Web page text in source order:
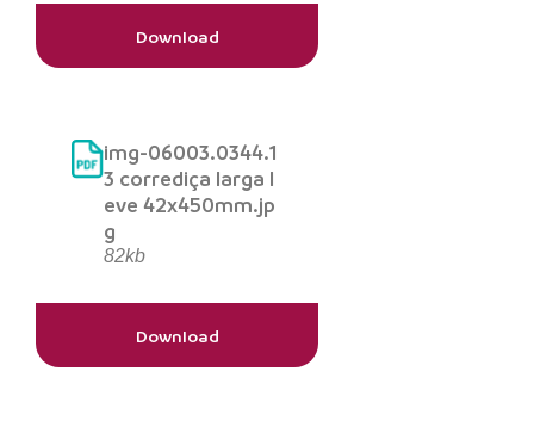
Download
img-06003.0344.1
3 corrediça larga l
eve 42x450mm.jp
g
82kb
Download